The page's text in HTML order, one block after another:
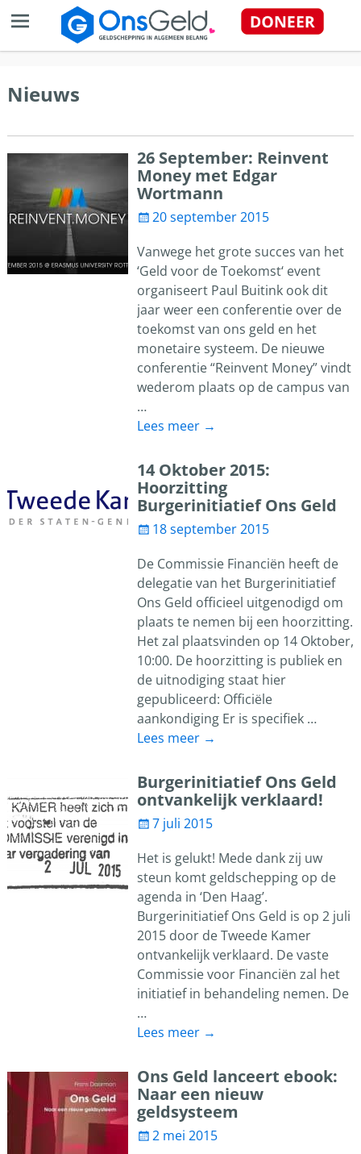
Nieuws
26 September: Reinvent
Money met Edgar
Wortmann
20 september 2015
Vanwege het grote succes van het
‘Geld voor de Toekomst‘ event
organiseert Paul Buitink ook dit
jaar weer een conferentie over de
toekomst van ons geld en het
monetaire systeem. De nieuwe
conferentie “Reinvent Money” vindt
wederom plaats op de campus van
…
Lees meer →
14 Oktober 2015:
Hoorzitting
Burgerinitiatief Ons Geld
18 september 2015
De Commissie Financiën heeft de
delegatie van het Burgerinitiatief
Ons Geld officieel uitgenodigd om
plaats te nemen bij een hoorzitting.
Het zal plaatsvinden op 14 Oktober,
10:00. De hoorzitting is publiek en
de uitnodiging staat hier
gepubliceerd: Officiële
aankondiging Er is specifiek …
Lees meer →
Burgerinitiatief Ons Geld
ontvankelijk verklaard!
7 juli 2015
Het is gelukt! Mede dank zij uw
steun komt geldschepping op de
agenda in ‘Den Haag’.
Burgerinitiatief Ons Geld is op 2 juli
2015 door de Tweede Kamer
ontvankelijk verklaard. De vaste
Commissie voor Financiën zal het
initiatief in behandeling nemen. De
…
Lees meer →
Ons Geld lanceert ebook:
Naar een nieuw
geldsysteem
2 mei 2015